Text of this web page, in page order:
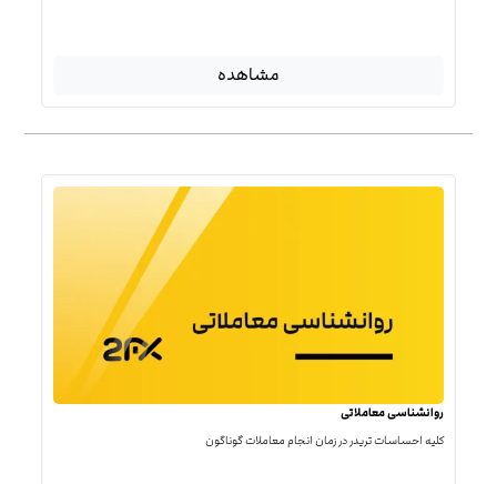
مشاهده
روانشناسی معاملاتی
کلیه احساسات تریدر در زمان انجام معاملات گوناگون